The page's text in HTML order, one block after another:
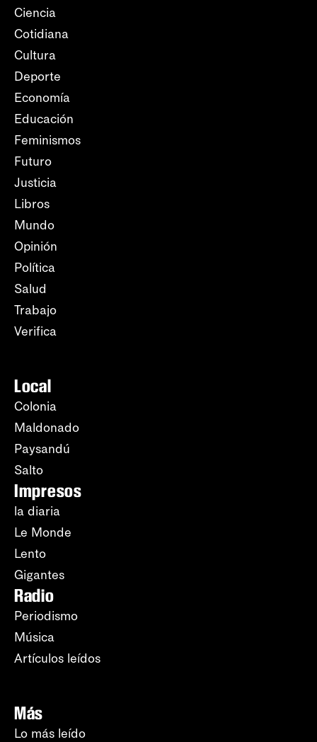
Ciencia
Cotidiana
Cultura
Deporte
Economía
Educación
Feminismos
Futuro
Justicia
Libros
Mundo
Opinión
Política
Salud
Trabajo
Verifica
Local
Colonia
Maldonado
Paysandú
Salto
Impresos
la diaria
Le Monde
Lento
Gigantes
Radio
Periodismo
Música
Artículos leídos
Más
Lo más leído